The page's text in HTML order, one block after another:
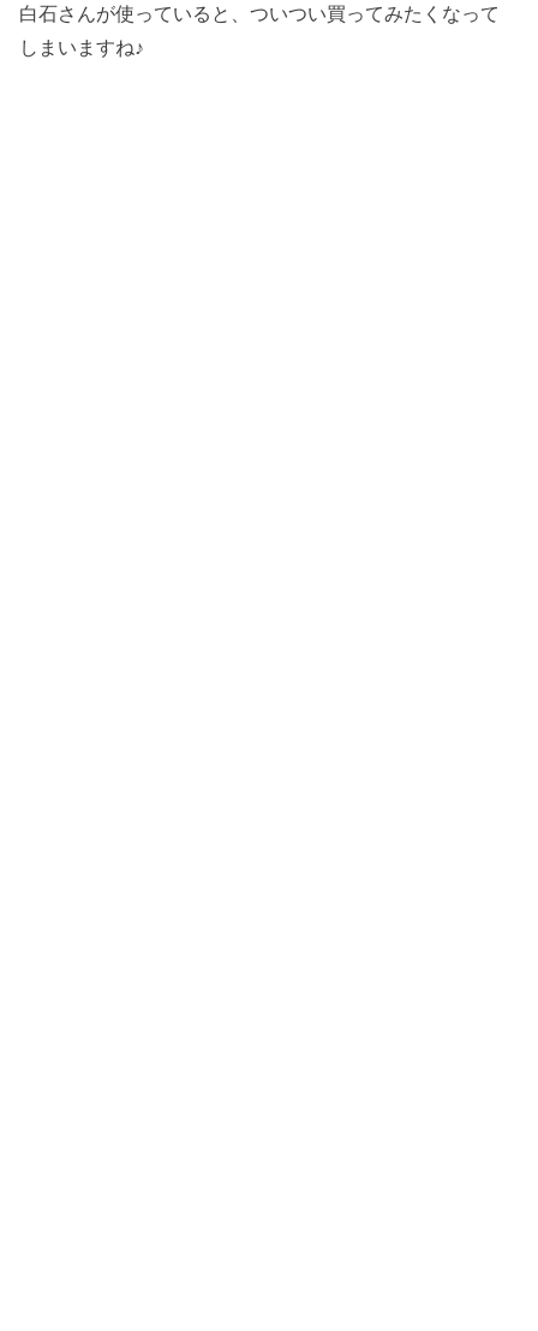
白石さんが使っていると、ついつい買ってみたくなって
しまいますね♪